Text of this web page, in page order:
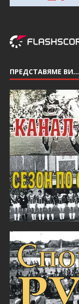
ПРЕДСТАВЯМЕ ВИ…